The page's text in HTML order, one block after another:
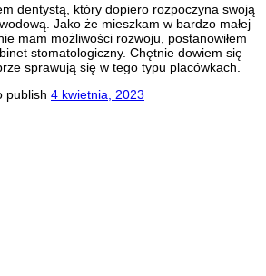
dentystą, który dopiero rozpoczyna swoją
Jako że mieszkam w bardzo małej
mam możliwości rozwoju, postanowiłem
stomatologiczny. Chętnie dowiem się
sprawują się w tego typu placówkach.
publish 4 kwietnia, 2023